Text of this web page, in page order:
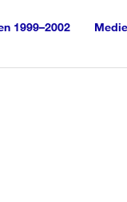
1999–2002